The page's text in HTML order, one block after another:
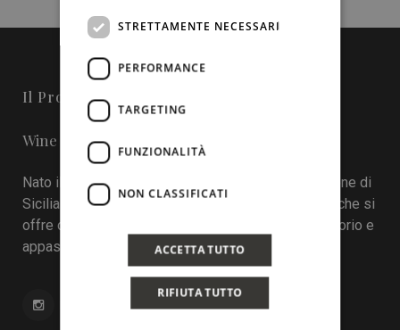
Il Progetto
Wine in Sicily - Online Magazine
Nato il 22 aprile 2016 durante la tredicesima edizione di
Sicilia en Primeur, Wineinsicily.com è un magazine che si
offre come sistema di interazione tra cantine, territorio e
appassionati del vino.
STRETTAMENTE NECESSARI
PERFORMANCE
TARGETING
FUNZIONALITÀ
NON CLASSIFICATI
ACCETTA TUTTO
RIFIUTA TUTTO